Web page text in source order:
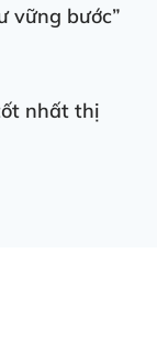
vững bước”
nhất thị